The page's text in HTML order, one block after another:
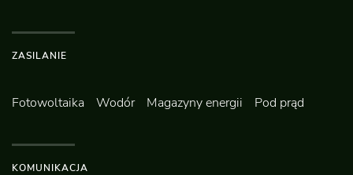
ZASILANIE
Fotowoltaika Wodór Magazyny energii Pod prąd
KOMUNIKACJA